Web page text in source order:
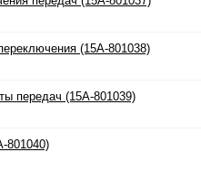
(15A-801038)
передач (15A-801039)
801040)